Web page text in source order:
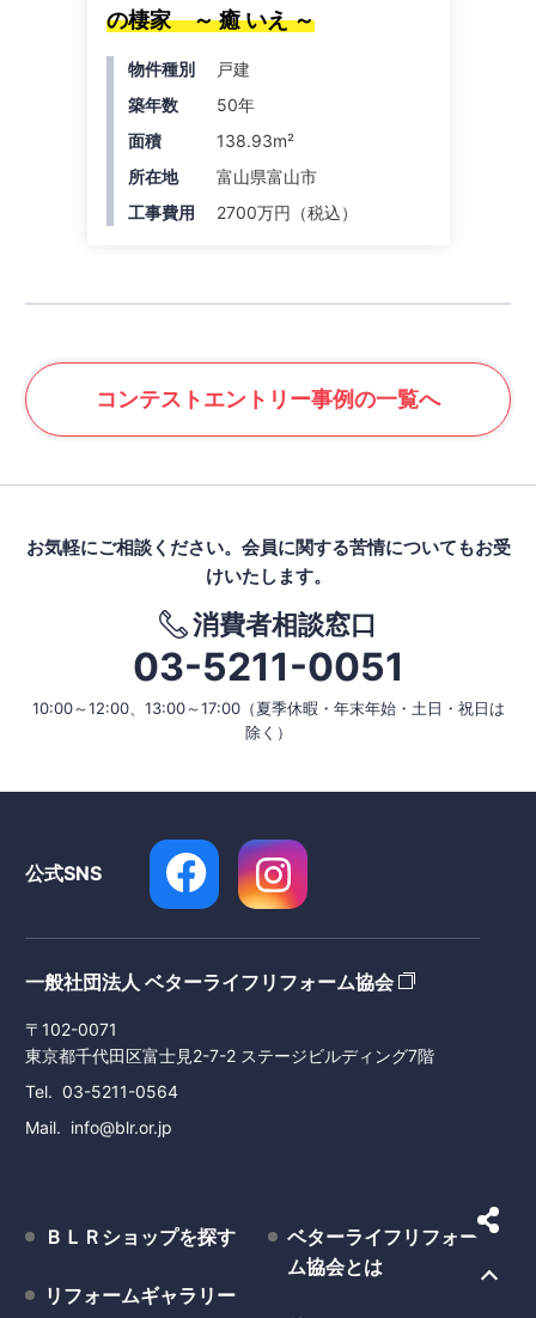
の棲家 ～ 癒 いえ ～
物件種別
戸建
築年数
50年
面積
138.93m²
所在地
富山県富山市
工事費用
2700万円（税込）
コンテストエントリー事例の一覧へ
お気軽にご相談ください。 会員に関する苦情についてもお受
けいたします。
消費者相談窓口
03-5211-0051
10:00～12:00、13:00～17:00（夏季休暇・年末年始・土日・祝日は
除く）
公式SNS
一般社団法人 ベターライフリフォーム協会
〒102-0071
東京都千代田区富士見2-7-2 ステージビルディング7階
Tel
03-5211-0564
Mail
info@blr.or.jp
ＢＬＲショップを探す
リフォームギャラリー
ベターライフリフォー
ム協会とは